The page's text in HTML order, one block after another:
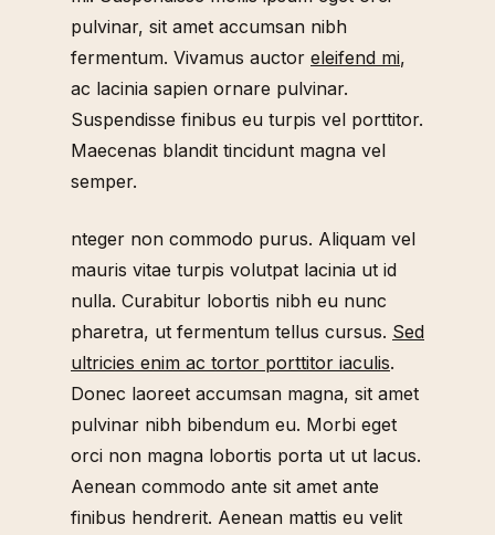
pulvinar, sit amet accumsan nibh
fermentum. Vivamus auctor eleifend mi,
ac lacinia sapien ornare pulvinar.
Suspendisse finibus eu turpis vel porttitor.
Maecenas blandit tincidunt magna vel
semper.
nteger non commodo purus. Aliquam vel
mauris vitae turpis volutpat lacinia ut id
nulla. Curabitur lobortis nibh eu nunc
pharetra, ut fermentum tellus cursus. Sed
ultricies enim ac tortor porttitor iaculis.
Donec laoreet accumsan magna, sit amet
pulvinar nibh bibendum eu. Morbi eget
orci non magna lobortis porta ut ut lacus.
Aenean commodo ante sit amet ante
finibus hendrerit. Aenean mattis eu velit